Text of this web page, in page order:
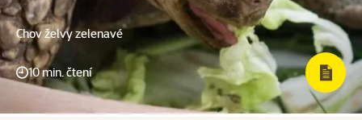
Chov želvy zelenavé
10 min. čtení